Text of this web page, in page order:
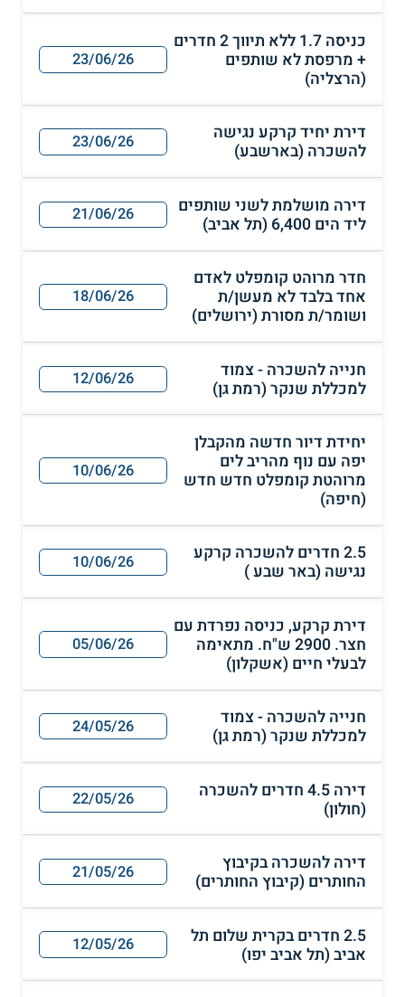
כניסה 1.7 ללא תיווך 2 חדרים
+ מרפסת לא שותפים
(הרצליה)
23/06/26
דירת יחיד קרקע נגישה
להשכרה (בארשבע)
23/06/26
דירה מושלמת לשני שותפים
ליד הים 6,400 (תל אביב)
21/06/26
חדר מרוהט קומפלט לאדם
אחד בלבד לא מעשן/ת
ושומר/ת מסורת (ירושלים)
18/06/26
חנייה להשכרה - צמוד
למכללת שנקר (רמת גן)
12/06/26
יחידת דיור חדשה מהקבלן
יפה עם נוף מהריב לים
מרוהטת קומפלט חדש חדש
(חיפה)
10/06/26
2.5 חדרים להשכרה קרקע
נגישה (באר שבע )
10/06/26
דירת קרקע, כניסה נפרדת עם
חצר. 2900 ש"ח. מתאימה
לבעלי חיים (אשקלון)
05/06/26
חנייה להשכרה - צמוד
למכללת שנקר (רמת גן)
24/05/26
דירה 4.5 חדרים להשכרה
(חולון)
22/05/26
דירה להשכרה בקיבוץ
החותרים (קיבוץ החותרים)
21/05/26
2.5 חדרים בקרית שלום תל
אביב (תל אביב יפו)
12/05/26